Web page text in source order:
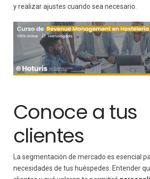
y realizar ajustes cuando sea necesario.
Conoce a tus
clientes
La segmentación de mercado es esencial
necesidades de tus huéspedes. Entender